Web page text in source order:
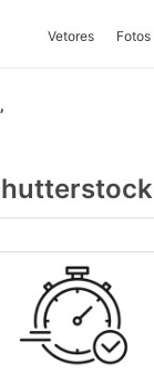
Vetores Fotos